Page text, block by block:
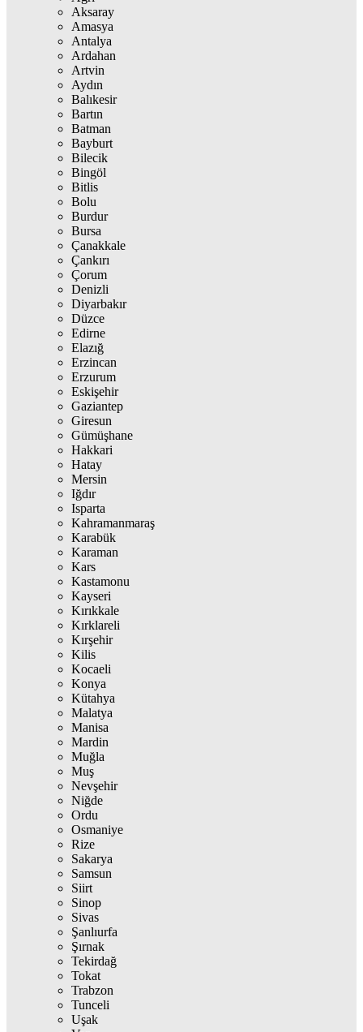
Aksaray
Amasya
Antalya
Ardahan
Artvin
Aydın
Balıkesir
Bartın
Batman
Bayburt
Bilecik
Bingöl
Bitlis
Bolu
Burdur
Bursa
Çanakkale
Çankırı
Çorum
Denizli
Diyarbakır
Düzce
Edirne
Elazığ
Erzincan
Erzurum
Eskişehir
Gaziantep
Giresun
Gümüşhane
Hakkari
Hatay
Mersin
Iğdır
Isparta
Kahramanmaraş
Karabük
Karaman
Kars
Kastamonu
Kayseri
Kırıkkale
Kırklareli
Kırşehir
Kilis
Kocaeli
Konya
Kütahya
Malatya
Manisa
Mardin
Muğla
Muş
Nevşehir
Niğde
Ordu
Osmaniye
Rize
Sakarya
Samsun
Siirt
Sinop
Sivas
Şanlıurfa
Şırnak
Tekirdağ
Tokat
Trabzon
Tunceli
Uşak